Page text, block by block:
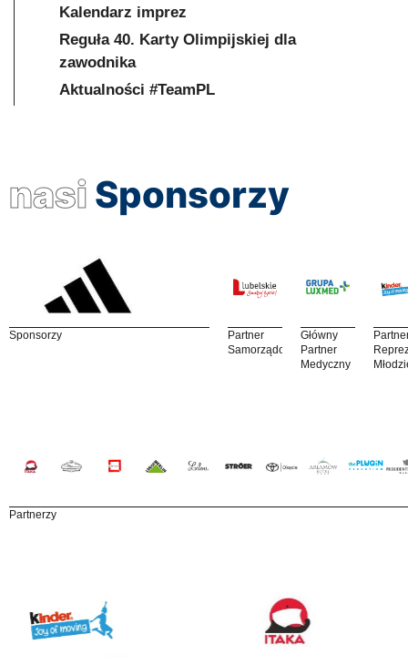
Kalendarz imprez
Reguła 40. Karty Olimpijskiej dla
zawodnika
Aktualności #TeamPL
nasi Sponsorzy
Sponsorzy
Partner
Samorządowy
Główny
Partner
Medyczny
Partnerzy